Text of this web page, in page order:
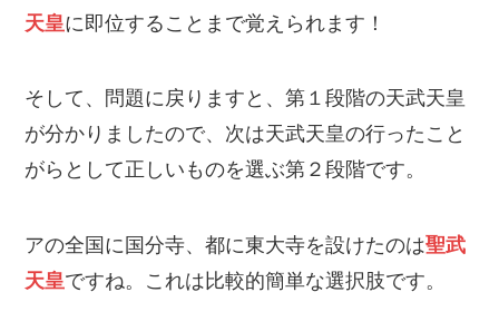
天皇に即位することまで覚えられます！
そして、問題に戻りますと、第１段階の天武天皇
が分かりましたので、次は天武天皇の行ったこと
がらとして正しいものを選ぶ第２段階です。
アの全国に国分寺、都に東大寺を設けたのは聖武
天皇ですね。これは比較的簡単な選択肢です。